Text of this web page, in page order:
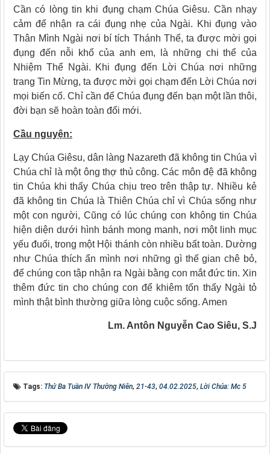
Cần có lòng tin khi đụng chạm Chúa Giêsu. Cần nhạy
cảm để nhận ra cái đụng nhẹ của Ngài. Khi đụng vào
Thân Mình Ngài nơi bí tích Thánh Thể, ta được mời gọi
đụng đến nỗi khổ của anh em, là những chi thể của
Nhiệm Thể Ngài. Khi đụng đến Lời Chúa nơi những
trang Tin Mừng, ta được mời gọi chạm đến Lời Chúa nơi
mọi biến cố. Chỉ cần để Chúa đụng đến bạn một lần thôi,
đời bạn sẽ hoàn toàn đổi mới.
Cầu nguyện:
Lạy Chúa Giêsu, dân làng Nazareth đã không tin Chúa vì
Chúa chỉ là một ông thợ thủ công. Các môn đệ đã không
tin Chúa khi thấy Chúa chịu treo trên thập tự. Nhiều kẻ
đã không tin Chúa là Thiên Chúa chỉ vì Chúa sống như
một con người, Cũng có lúc chúng con không tin Chúa
hiện diện dưới hình bánh mong manh, nơi một linh mục
yếu đuối, trong một Hội thánh còn nhiều bất toàn. Dường
như Chúa thích ẩn mình nơi những gì thế gian chê bỏ,
để chúng con tập nhận ra Ngài bằng con mắt đức tin. Xin
thêm đức tin cho chúng con để khiêm tốn thấy Ngài tỏ
mình thật bình thường giữa lòng cuộc sống. Amen
Lm. Antôn Nguyễn Cao Siêu, S.J
Tags: Thứ Ba Tuần IV Thường Niên, 21-43, 04.02.2025, Lời Chúa: Mc 5